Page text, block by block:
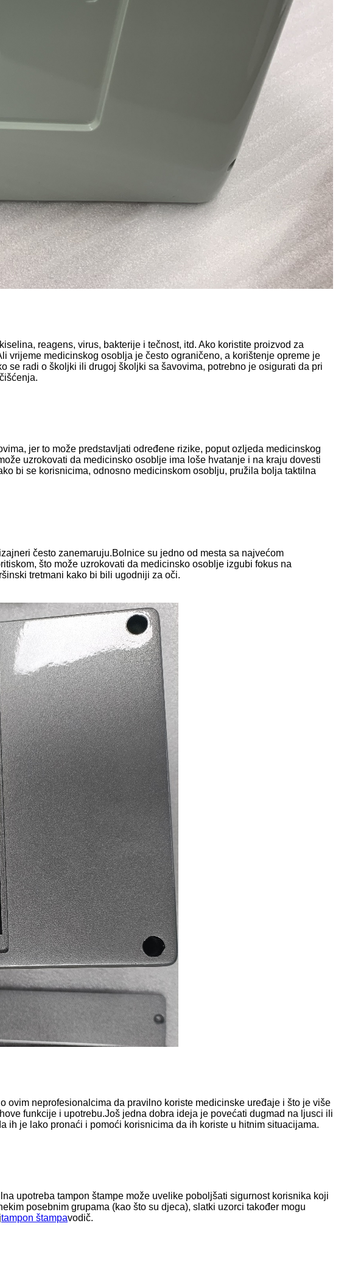
reagens, virus, bakterije i tečnost, itd. Ako koristite proizvod za
vrijeme medicinskog osoblja je često ograničeno, a korištenje opreme je
se radi o školjki ili drugoj školjki sa šavovima, potrebno je osigurati da pri
jer to može predstavljati određene rizike, poput ozljeda medicinskog
uzrokovati da medicinsko osoblje ima loše hvatanje i na kraju dovesti
bi se korisnicima, odnosno medicinskom osoblju, pružila bolja taktilna
često zanemaruju.Bolnice su jedno od mesta sa najvećom
što može uzrokovati da medicinsko osoblje izgubi fokus na
tretmani kako bi bili ugodniji za oči.
neprofesionalcima da pravilno koriste medicinske uređaje i što je više
funkcije i upotrebu.Još jedna dobra ideja je povećati dugmad na ljusci ili
je lako pronaći i pomoći korisnicima da ih koriste u hitnim situacijama.
upotreba tampon štampe može uvelike poboljšati sigurnost korisnika koji
posebnim grupama (kao što su djeca), slatki uzorci također mogu
tampon štampavodič.